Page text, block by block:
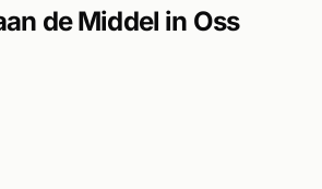
de Middel in Oss